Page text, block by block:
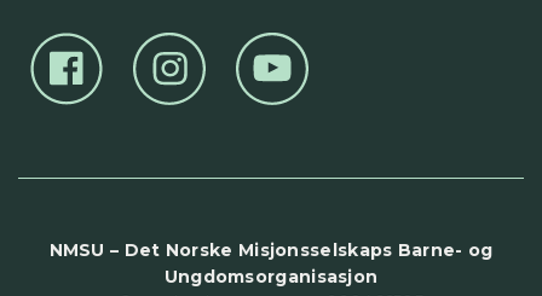
NMSU – Det Norske Misjonsselskaps Barne- og
Ungdomsorganisasjon